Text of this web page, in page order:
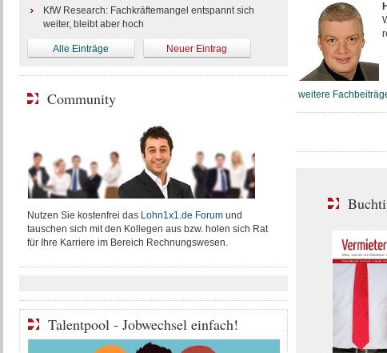
weitere
KfW Research: Fachkräftemangel entspannt sich
weiter, bleibt aber hoch
Alle Einträge Neuer Eintrag
Community
Nutzen Sie kostenfrei das Lohn1x1.de Forumund
tauschen sich mit den Kollegen aus bzw. holen sich Rat
für Ihre Karriere im Bereich Rechnungswesen.
Talentpool - Jobwechsel einfach!